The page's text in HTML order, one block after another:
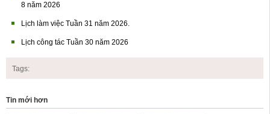
8 năm 2026
Lịch làm việc Tuần 31 năm 2026.
Lịch công tác Tuần 30 năm 2026
Tags:
Tin mới hơn